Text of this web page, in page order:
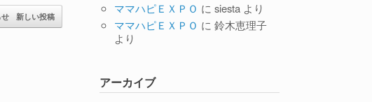
新しい投稿
ママハピＥＸＰＯ にsiesta より
ママハピＥＸＰＯ に鈴木恵理子
より
アーカイブ